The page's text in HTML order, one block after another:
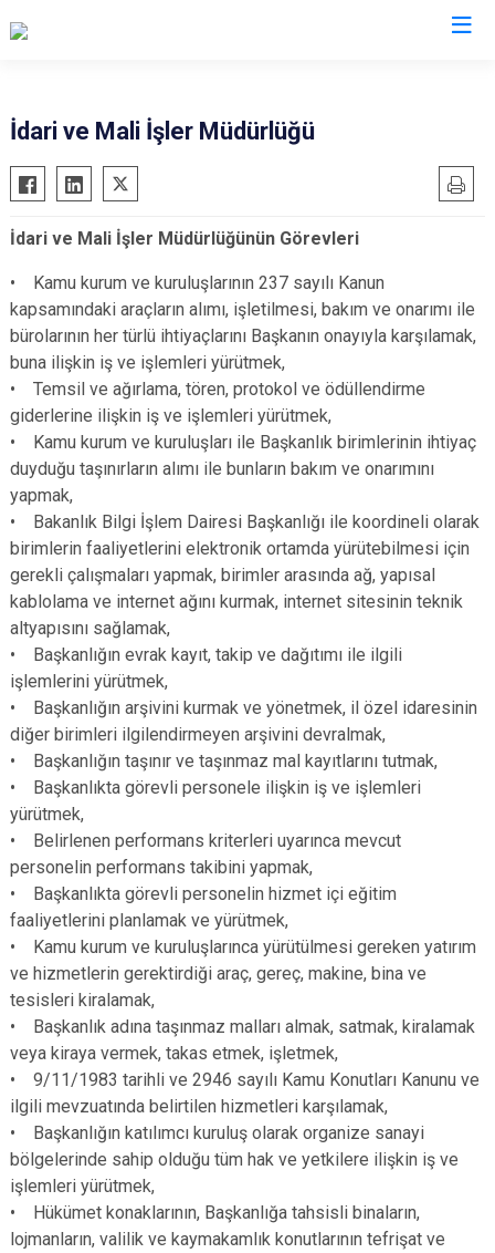
İdari ve Mali İşler Müdürlüğü
İdari ve Mali İşler Müdürlüğünün Görevleri
• Kamu kurum ve kuruluşlarının 237 sayılı Kanun
kapsamındaki araçların alımı, işletilmesi, bakım ve onarımı ile
bürolarının her türlü ihtiyaçlarını Başkanın onayıyla karşılamak,
buna ilişkin iş ve işlemleri yürütmek,
• Temsil ve ağırlama, tören, protokol ve ödüllendirme
giderlerine ilişkin iş ve işlemleri yürütmek,
• Kamu kurum ve kuruluşları ile Başkanlık birimlerinin ihtiyaç
duyduğu taşınırların alımı ile bunların bakım ve onarımını
yapmak,
• Bakanlık Bilgi İşlem Dairesi Başkanlığı ile koordineli olarak
birimlerin faaliyetlerini elektronik ortamda yürütebilmesi için
gerekli çalışmaları yapmak, birimler arasında ağ, yapısal
kablolama ve internet ağını kurmak, internet sitesinin teknik
altyapısını sağlamak,
• Başkanlığın evrak kayıt, takip ve dağıtımı ile ilgili
işlemlerini yürütmek,
• Başkanlığın arşivini kurmak ve yönetmek, il özel idaresinin
diğer birimleri ilgilendirmeyen arşivini devralmak,
• Başkanlığın taşınır ve taşınmaz mal kayıtlarını tutmak,
• Başkanlıkta görevli personele ilişkin iş ve işlemleri
yürütmek,
• Belirlenen performans kriterleri uyarınca mevcut
personelin performans takibini yapmak,
• Başkanlıkta görevli personelin hizmet içi eğitim
faaliyetlerini planlamak ve yürütmek,
• Kamu kurum ve kuruluşlarınca yürütülmesi gereken yatırım
ve hizmetlerin gerektirdiği araç, gereç, makine, bina ve
tesisleri kiralamak,
• Başkanlık adına taşınmaz malları almak, satmak, kiralamak
veya kiraya vermek, takas etmek, işletmek,
• 9/11/1983 tarihli ve 2946 sayılı Kamu Konutları Kanunu ve
ilgili mevzuatında belirtilen hizmetleri karşılamak,
• Başkanlığın katılımcı kuruluş olarak organize sanayi
bölgelerinde sahip olduğu tüm hak ve yetkilere ilişkin iş ve
işlemleri yürütmek,
• Hükümet konaklarının, Başkanlığa tahsisli binaların,
lojmanların, valilik ve kaymakamlık konutlarının tefrişat ve